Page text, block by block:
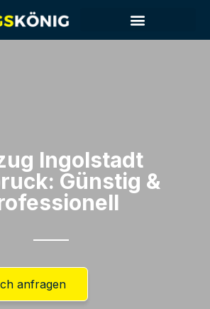
Ingolstadt​
Günstig &
anfragen